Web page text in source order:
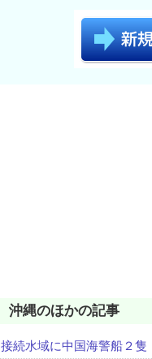
沖縄のほかの記事
接続水域に中国海警船２